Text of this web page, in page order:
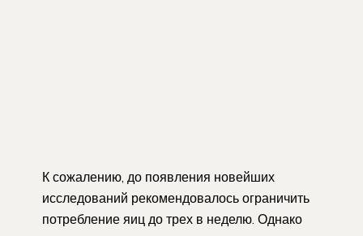
К сожалению, до появления новейших
исследований рекомендовалось ограничить
потребление яиц до трех в неделю. Однако